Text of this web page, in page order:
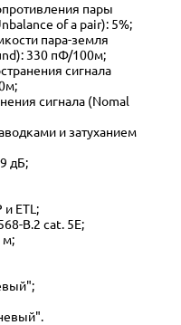
пары
of a pair): 5%;
пара-земля
330 пФ/100м;
сигнала
сигнала (Nomal
и затуханием
дБ;
ETL;
B.2 cat. 5E;
м;